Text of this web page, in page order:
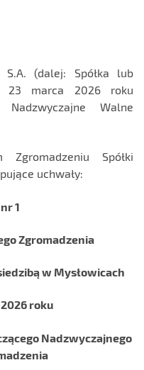
(dalej: Spółka lub
23 marca 2026 roku
Walne
Zgromadzeniu Spółki
uchwały:
1
Zgromadzenia
w Mysłowicach
roku
Nadzwyczajnego